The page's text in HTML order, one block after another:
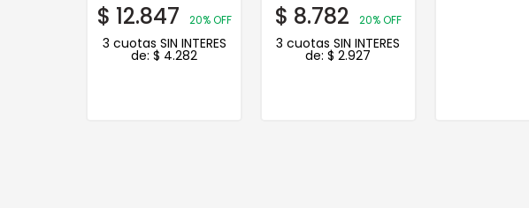
$ 12.847 20% OFF
3 cuotas SIN INTERES
de:$ 4.282
$ 8.782 20% OFF
3 cuotas SIN INTERES
de:$ 2.927